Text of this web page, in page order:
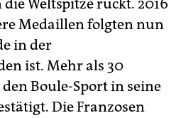
Weltspitze rückt. 2016
Medaillen folgten nun
in der
ist. Mehr als 30
Boule-Sport in seine
Die Franzosen